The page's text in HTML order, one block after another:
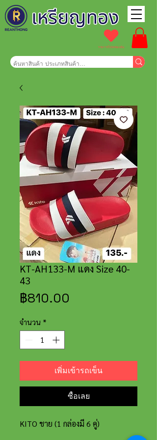
รายการโปรดของฉัน
KT-AH133-M แดง Size 40-
43
฿810.00
จำนวน *
เพิ่มเข้ารถเข็น
ซื้อเลย
KITO ชาย (1 กล่องมี 6 คู่)